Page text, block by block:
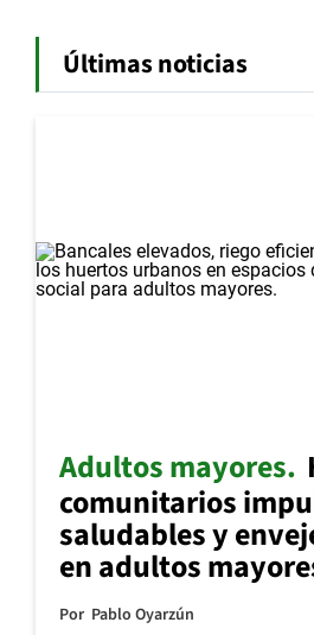
Últimas noticias
Adultos mayores
comunitarios
saludables y
en adultos
Por Pablo Oyarzún